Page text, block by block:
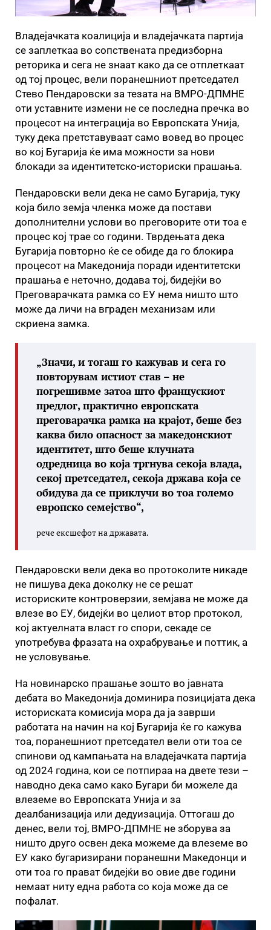
Владејачката коалиција и владејачката партија
се заплеткаа во сопствената предизборна
реторика и сега не знаат како да се отплеткаат
од тој процес, вели поранешниот претседател
Стево Пендаровски за тезата на ВМРО-ДПМНЕ
оти уставните измени не се последна пречка во
процесот на интеграција во Европската Унија,
туку дека претставуваат само вовед во процес
во кој Бугарија ќе има можности за нови
блокади за идентитетско-историски прашања.
Пендаровски вели дека не само Бугарија, туку
која било земја членка може да постави
дополнителни услови во преговорите оти тоа е
процес кој трае со години. Тврдењата дека
Бугарија повторно ќе се обиде да го блокира
процесот на Македонија поради идентитетски
прашања е неточно, додава тој, бидејќи во
Преговарачката рамка со ЕУ нема ништо што
може да личи на вграден механизам или
скриена замка.
„Значи, и тогаш го кажував и сега го
повторувам истиот став – не
погрешивме затоа што францускиот
предлог, практично европската
преговарачка рамка на крајот, беше без
каква било опасност за македонскиот
идентитет, што беше клучната
одредница во која тргнува секоја влада,
секој претседател, секоја држава која се
обидува да се приклучи во тоа големо
европско семејство“,
рече ексшефот на државата.
Пендаровски вели дека во протоколите никаде
не пишува дека доколку не се решат
историските контроверзии, земјава не може да
влезе во ЕУ, бидејќи во целиот втор протокол,
кој актуелната власт го спори, секаде се
употребува фразата на охрабрување и поттик, а
не условување.
На новинарско прашање зошто во јавната
дебата во Македонија доминира позицијата дека
историската комисија мора да ја заврши
работата на начин на кој Бугарија ќе го кажува
тоа, поранешниот претседател вели оти тоа се
спинови од кампањата на владејачката партија
од 2024 година, кои се потпираа на двете тези –
наводно дека само како Бугари би можеле да
влеземе во Европската Унија и за
деалбанизација или дедуизација. Оттогаш до
денес, вели тој, ВМРО-ДПМНЕ не зборува за
ништо друго освен дека можеме да влеземе во
ЕУ како бугаризирани поранешни Македонци и
оти тоа го прават бидејќи во овие две години
немаат ниту една работа со која може да се
пофалат.